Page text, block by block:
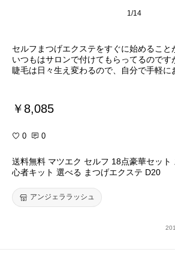
1/14
セルフまつげエクステをすぐに始めること
いつもはサロンで付けてもらってるのです
睫毛は日々生え変わるので、自分で手軽に
こちらは本当に必要なものが全部揃って、
さらに、
容です。
最初は、ちょっと難しいですが、
グルーがすぐに固まってしまうわけではな
ゆっくり落ち着いてやれば大丈夫です🙆‍♀️
慣れてしまえば簡単ですし、
まつげエクステのコートとまつげ美容液
￥8,085
0 0
送料無料 マツエク セルフ 18点豪華セット
心者キット 選べる まつげエクステ D20
アンジェララッシュ